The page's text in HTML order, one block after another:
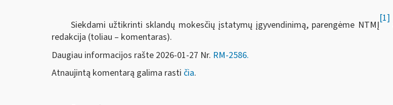
Siekdami užtikrinti sklandų mokesčių įstatymų įgyvendinimą, parengėme NTMĮ
[1]
redakcija (toliau – komentaras).
Daugiau informacijos rašte 2026-01-27 Nr. RM-2586.
Atnaujintą komentarą galima rasti čia.